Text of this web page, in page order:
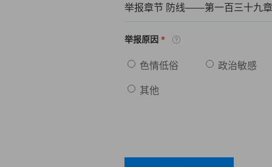
举报章节 防线——第一百三十九
举报原因 *
色情低俗 政治敏感
其他